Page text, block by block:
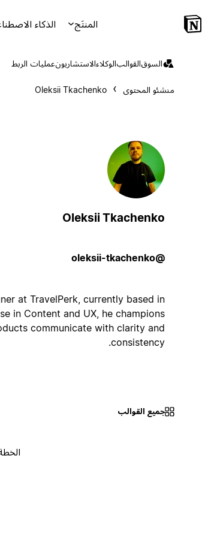
المنتَج الذكاء
السوقالقوالبالوكلاءالاستشاريونعمليات الربط
منشئو المحتوى Oleksii Tkachenko
Oleksii Tkachenko
@oleksii-tkachenko
at TravelPerk, currently based in
in Content and UX, he champions
communicate with clarity and
consistency.
جميع القوالب